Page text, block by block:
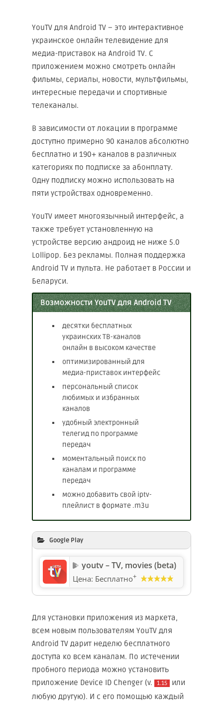
YouTV для Android TV – это интерактивное
украинское онлайн телевидение для
медиа-приставок на Android TV. С
приложением можно смотреть онлайн
фильмы, сериалы, новости, мультфильмы,
интересные передачи и спортивные
телеканалы.
В зависимости от локации в программе
доступно примерно 90 каналов абсолютно
бесплатно и 190+ каналов в различных
категориях по подписке за абонплату.
Одну подписку можно использовать на
пяти устройствах одновременно.
YouTV имеет многоязычный интерфейс, а
также требует установленную на
устройстве версию андроид не ниже 5.0
Lollipop. Без рекламы. Полная поддержка
Android TV и пульта. Не работает в России и
Беларуси.
Возможности YouTV для Android TV
десятки бесплатных
украинских ТВ-каналов
онлайн в высоком качестве
оптимизированный для
медиа-приставок интерфейс
персональный список
любимых и избранных
каналов
удобный электронный
телегид по программе
передач
моментальный поиск по
каналам и программе
передач
можно добавить свой iptv-
плейлист в формате .m3u
Google Play
youtv – TV, movies (beta)
Цена: Бесплатно+
Для установки приложения из маркета,
всем новым пользователям YouTV для
Android TV дарит неделю бесплатного
доступа ко всем каналам. По истечении
пробного периода можно установить
приложение Device ID Chenger (v.
1.15
или
любую другую). И с его помощью каждый